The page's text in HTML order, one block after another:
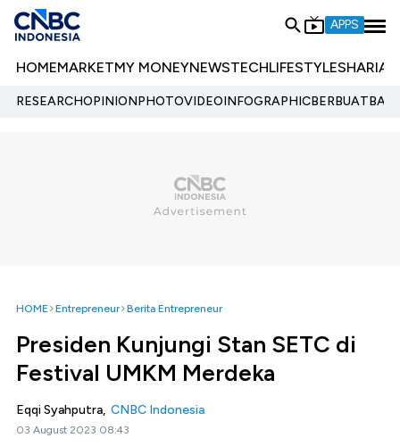
APPS
HOMEMARKETMY MONEYNEWSTECHLIFESTYLESHARIA
RESEARCHOPINIONPHOTOVIDEOINFOGRAPHIC
HOME Entrepreneur Berita Entrepreneur
Presiden Kunjungi Stan SETC di
Festival UMKM Merdeka
Eqqi Syahputra, CNBC Indonesia
03 August 2023 08:43